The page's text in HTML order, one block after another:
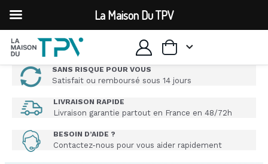
SANS RISQUE POUR VOUS
Satisfait ou remboursé sous 14 jours
LIVRAISON RAPIDE
Livraison garantie partout en France en 48/72h
BESOIN D’AIDE ?
Contactez-nous pour vous aider rapidement
La Maison Du TPV